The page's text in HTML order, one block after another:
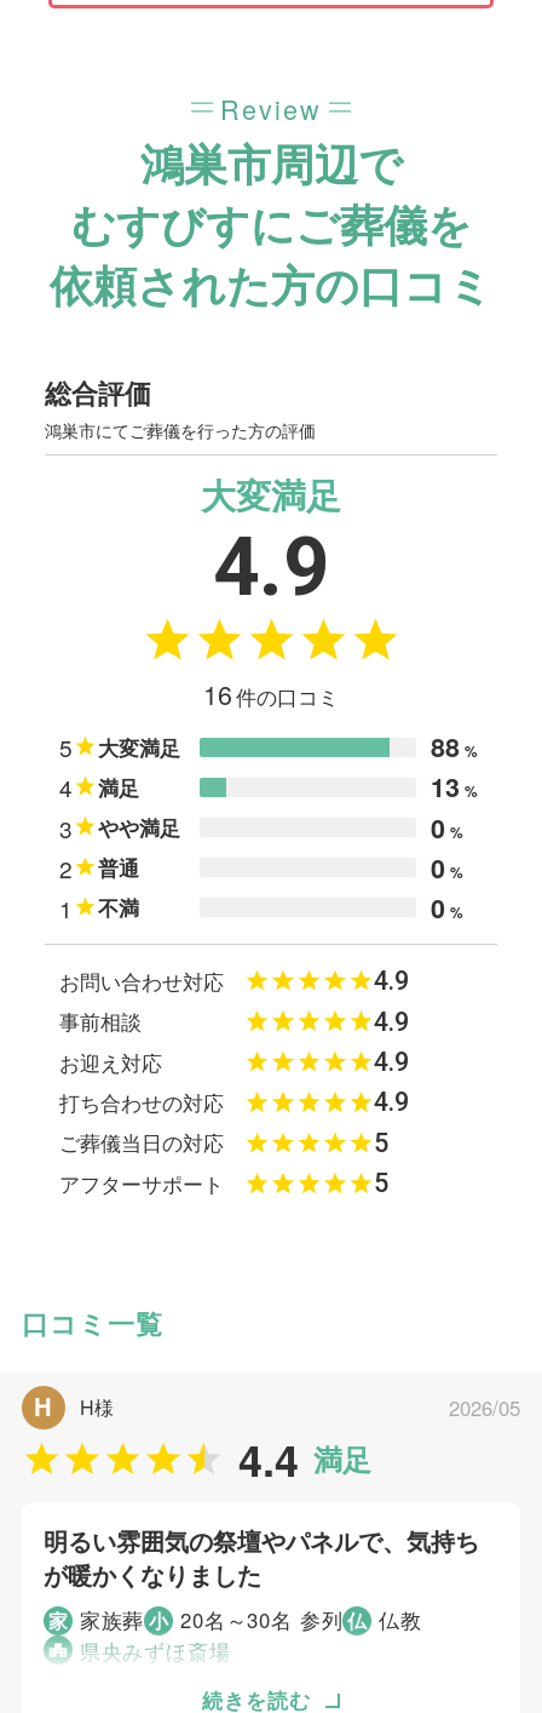
Review
鴻巣市周辺で
むすびすにご葬儀を
依頼された方の口コミ
総合評価
鴻巣市にてご葬儀を行った方の評価
大変満足
4.9
16件の口コミ
5 大変満足 88 %
4 満足 13 %
3 やや満足 0 %
2 普通 0 %
1 不満 0 %
お問い合わせ対応 4.9
事前相談 4.9
お迎え対応 4.9
打ち合わせの対応 4.9
ご葬儀当日の対応 5
アフターサポート 5
口コミ一覧
4.4 満足
H H様 2026/05
明るい雰囲気の祭壇やパネルで、気持ち
が暖かくなりました
家 家族葬小 20名～30名 参列仏 仏教
県央みずほ斎場
どういう形の葬儀にするか考えていました。県
続きを読む